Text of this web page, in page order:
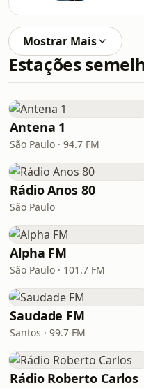
Mostrar Mais
Estações
Antena 1
São Paulo · 94.7 FM
Rádio Anos 80
São Paulo
Alpha FM
São Paulo · 101.7 FM
Saudade FM
Santos · 99.7 FM
Rádio Roberto Carlos